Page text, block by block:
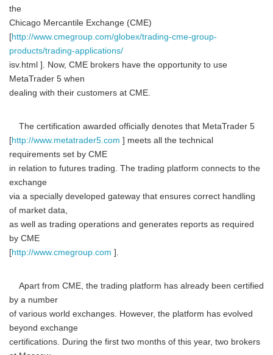
the
Chicago Mercantile Exchange (CME)
[http://www.cmegroup.com/globex/trading-cme-group-
products/trading-applications/
isv.html ]. Now, CME brokers have the opportunity to use
MetaTrader 5 when
dealing with their customers at CME.
The certification awarded officially denotes that MetaTrader 5
[http://www.metatrader5.com ] meets all the technical
requirements set by CME
in relation to futures trading. The trading platform connects to the
exchange
via a specially developed gateway that ensures correct handling
of market data,
as well as trading operations and generates reports as required
by CME
[http://www.cmegroup.com ].
Apart from CME, the trading platform has already been certified
by a number
of various world exchanges. However, the platform has evolved
beyond exchange
certifications. During the first two months of this year, two brokers